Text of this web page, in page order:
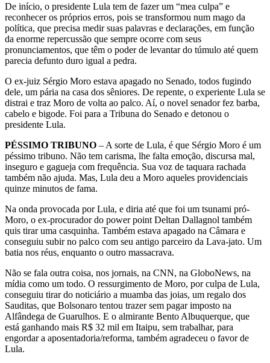
De início, o presidente Lula tem de fazer um “mea culpa” e
reconhecer os próprios erros, pois se transformou num mago da
política, que precisa medir suas palavras e declarações, em função
da enorme repercussão que sempre ocorre com seus
pronunciamentos, que têm o poder de levantar do túmulo até quem
parecia defunto duro igual a pedra.
O ex-juiz Sérgio Moro estava apagado no Senado, todos fugindo
dele, um pária na casa dos sêniores. De repente, o experiente Lula se
distrai e traz Moro de volta ao palco. Aí, o novel senador fez barba,
cabelo e bigode. Foi para a Tribuna do Senado e detonou o
presidente Lula.
PÉSSIMO TRIBUNO – A sorte de Lula, é que Sérgio Moro é um
péssimo tribuno. Não tem carisma, lhe falta emoção, discursa mal,
inseguro e gagueja com frequência. Sua voz de taquara rachada
também não ajuda. Mas, Lula deu a Moro aqueles providenciais
quinze minutos de fama.
Na onda provocada por Lula, e diria até que foi um tsunami pró-
Moro, o ex-procurador do power point Deltan Dallagnol também
quis tirar uma casquinha. Também estava apagado na Câmara e
conseguiu subir no palco com seu antigo parceiro da Lava-jato. Um
batia nos réus, enquanto o outro massacrava.
Não se fala outra coisa, nos jornais, na CNN, na GloboNews, na
mídia como um todo. O ressurgimento de Moro, por culpa de Lula,
conseguiu tirar do noticiário a muamba das joias, um regalo dos
Sauditas, que Bolsonaro tentou trazer sem pagar imposto na
Alfândega de Guarulhos. E o almirante Bento Albuquerque, que
está ganhando mais R$ 32 mil em Itaipu, sem trabalhar, para
engordar a aposentadoria/reforma, também agradeceu o favor de
Lula.